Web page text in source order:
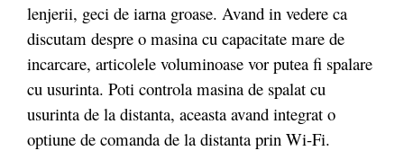
lenjerii, geci de iarna groase. Avand in vedere ca
discutam despre o masina cu capacitate mare de
incarcare, articolele voluminoase vor putea fi spalare
cu usurinta. Poti controla masina de spalat cu
usurinta de la distanta, aceasta avand integrat o
optiune de comanda de la distanta prin Wi-Fi.